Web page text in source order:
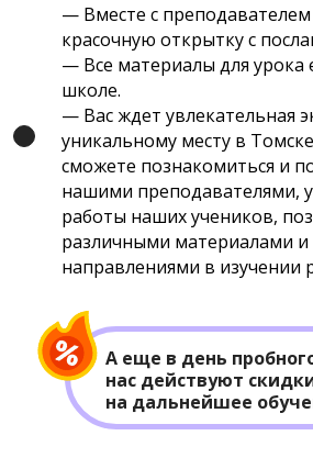
— Вместе с преподавателем
красочную открытку с
— Все материалы для урока
школе.
— Вас ждет увлекательная
уникальному месту в
сможете познакомиться и
нашими преподавателями,
работы наших учеников,
различными материалами и
направлениями в изучении
А еще в день
нас действуют
на дальнейшее